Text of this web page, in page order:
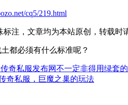
cq5/219.html
注，文章均为本站原创，转载时
都必须有什么标准呢？
奇私服发布网不一定非得用绿套
奇私服，巨魔之巢的玩法